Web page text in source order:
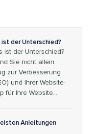
ist der Unterschied?
ist der Unterschied?
Sie nicht allein.
zur Verbesserung
und Ihrer Website-
Ihre Website...
Anleitungen